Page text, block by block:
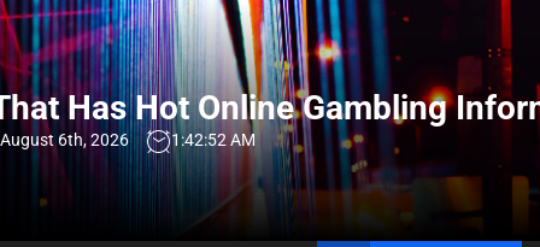
Skip
to
the
content Has Hot Online Gambling
6th, 2026 1:42:53 AM